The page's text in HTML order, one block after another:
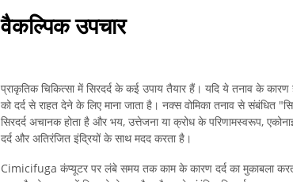
वैकल्पिक उपचार
प्राकृतिक चिकित्सा में सिरदर्द के कई उपाय तैयार हैं। यदि ये तनाव के
को दर्द से राहत देने के लिए माना जाता है। नक्स वोमिका तनाव से संबंधित
सिरदर्द अचानक होता है और भय, उत्तेजना या क्रोध के परिणामस्वरूप,
दर्द और अतिरंजित इंद्रियों के साथ मदद करता है।
Cimicifuga कंप्यूटर पर लंबे समय तक काम के कारण दर्द का मुकाबला